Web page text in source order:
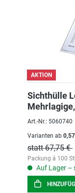
AKTION
Sichthülle
hartfolie
Art.-Nr.: 5060740
Varianten ab
statt 67,75 €
Packung á 100
Auf Lager –